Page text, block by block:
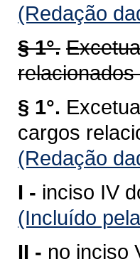
(Redação
§ 1°.
§ 1°.
cargos
(Redação
I - inciso IV
(Incluído
II - no inciso